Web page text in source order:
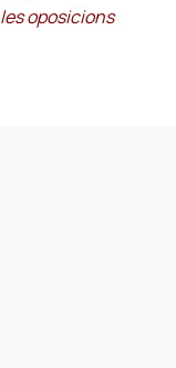
oposicions